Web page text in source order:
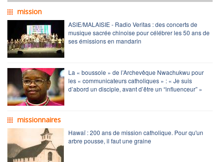
mission
ASIE/MALAISIE - Radio Veritas : des concerts de
musique sacrée chinoise pour célébrer les 50 ans de
ses émissions en mandarin
La « boussole » de l’Archevêque Nwachukwu pour
les « communicateurs catholiques » : « Je suis
d’abord un disciple, avant d’être un “influenceur” »
missionnaires
Hawaï : 200 ans de mission catholique. Pour qu'un
arbre pousse, il faut une graine